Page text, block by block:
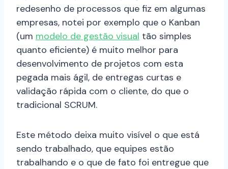
redesenho de processos que fiz em algumas
empresas, notei por exemplo que o Kanban
(um modelo de gestão visual tão simples
quanto eficiente) é muito melhor para
desenvolvimento de projetos com esta
pegada mais ágil, de entregas curtas e
validação rápida com o cliente, do que o
tradicional SCRUM.
Este método deixa muito visível o que está
sendo trabalhado, que equipes estão
trabalhando e o que de fato foi entregue que